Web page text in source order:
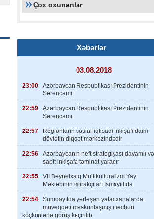
Çox oxunanlar
Xəbərlər
03.08.2018
23:00
Azərbaycan Respublikası Prezidentinin
Sərəncamı
22:59
Azərbaycan Respublikası Prezidentinin
Sərəncamı
22:57
Regionların sosial-iqtisadi inkişafı daim
dövlətin diqqət mərkəzindədir
22:56
Azərbaycanın neft strategiyası davamlı və
sabit inkişafa təminat yaradır
22:55
VII Beynəlxalq Multikulturalizm Yay
Məktəbinin iştirakçıları İsmayıllıda
22:54
Sumqayıtda yerləşən yataqxanalarda
müvəqqəti məskunlaşmış məcburi
köçkünlərlə görüş keçirilib